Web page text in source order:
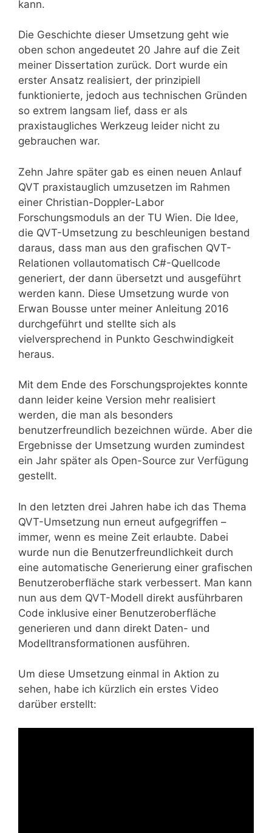
kann.
Die Geschichte dieser Umsetzung geht wie
oben schon angedeutet 20 Jahre auf die Zeit
meiner Dissertation zurück. Dort wurde ein
erster Ansatz realisiert, der prinzipiell
funktionierte, jedoch aus technischen Gründen
so extrem langsam lief, dass er als
praxistaugliches Werkzeug leider nicht zu
gebrauchen war.
Zehn Jahre später gab es einen neuen Anlauf
QVT praxistauglich umzusetzen im Rahmen
einer Christian-Doppler-Labor
Forschungsmoduls an der TU Wien. Die Idee,
die QVT-Umsetzung zu beschleunigen bestand
daraus, dass man aus den grafischen QVT-
Relationen vollautomatisch C#-Quellcode
generiert, der dann übersetzt und ausgeführt
werden kann. Diese Umsetzung wurde von
Erwan Bousse unter meiner Anleitung 2016
durchgeführt und stellte sich als
vielversprechend in Punkto Geschwindigkeit
heraus.
Mit dem Ende des Forschungsprojektes konnte
dann leider keine Version mehr realisiert
werden, die man als besonders
benutzerfreundlich bezeichnen würde. Aber die
Ergebnisse der Umsetzung wurden zumindest
ein Jahr später als Open-Source zur Verfügung
gestellt.
In den letzten drei Jahren habe ich das Thema
QVT-Umsetzung nun erneut aufgegriffen –
immer, wenn es meine Zeit erlaubte. Dabei
wurde nun die Benutzerfreundlichkeit durch
eine automatische Generierung einer grafischen
Benutzeroberfläche stark verbessert. Man kann
nun aus dem QVT-Modell direkt ausführbaren
Code inklusive einer Benutzeroberfläche
generieren und dann direkt Daten- und
Modelltransformationen ausführen.
Um diese Umsetzung einmal in Aktion zu
sehen, habe ich kürzlich ein erstes Video
darüber erstellt: